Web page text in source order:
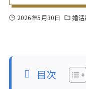
2026年5月30日 婚活
目次